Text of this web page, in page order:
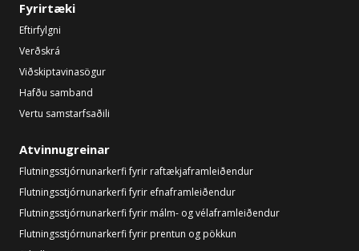
Fyrirtæki
Eftirfylgni
Verðskrá
Viðskiptavinasögur
Hafðu samband
Vertu samstarfsaðili
Atvinnugreinar
Flutningsstjórnunarkerfi fyrir raftækjaframleiðendur
Flutningsstjórnunarkerfi fyrir efnaframleiðendur
Flutningsstjórnunarkerfi fyrir málm- og vélaframleiðendur
Flutningsstjórnunarkerfi fyrir prentun og pökkun